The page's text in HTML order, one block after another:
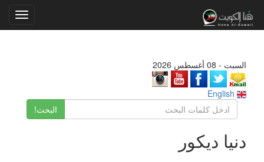
السبت - 08 أغسطس 2026
البحث!
دنيا ديكور